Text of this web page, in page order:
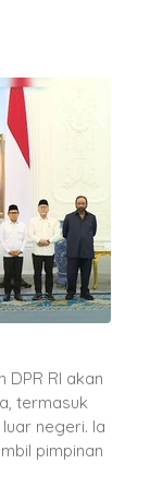
DPR RI akan
termasuk
negeri. Ia
pimpinan